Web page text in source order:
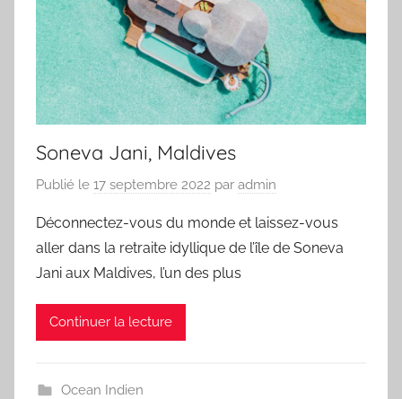
Soneva Jani, Maldives
Publié le 17 septembre 2022 par admin
Déconnectez-vous du monde et laissez-vous
aller dans la retraite idyllique de l’île de Soneva
Jani aux Maldives, l’un des plus
Continuer la lecture
Ocean Indien